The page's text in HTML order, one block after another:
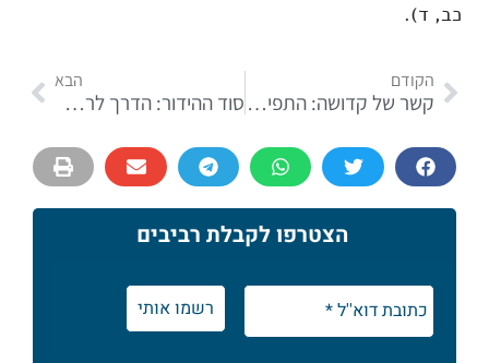
כב, ד).
הקודם
קשר של קדושה: התפילין כאות וכמהות
הבא
סוד ההידור: הדרך לרכישה נכונה של תפילין ומזוזות
הצטרפו לקבלת רביבים